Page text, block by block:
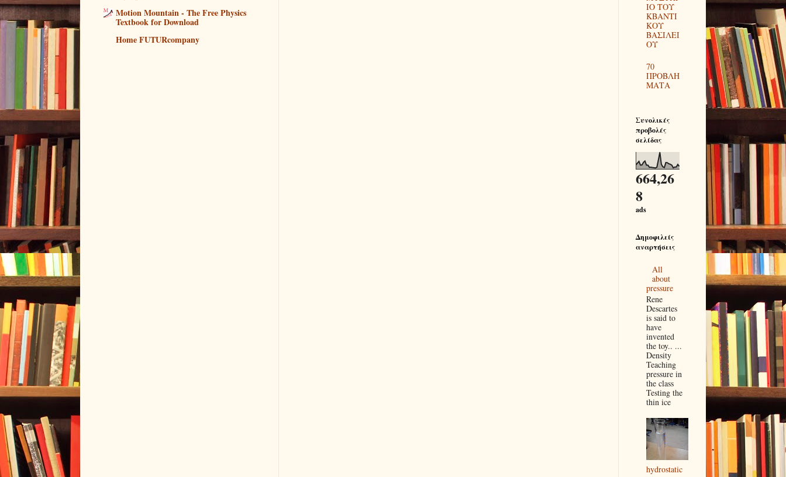
Motion Mountain - The Free Physics
Textbook for Download
Home FUTURcompany
ΙΟ ΤΟΥ
ΚΒΑΝΤΙ
ΚΟΥ
ΒΑΣΙΛΕΙ
ΟΥ
70
ΠΡΟΒΛΗ
ΜΑΤΑ
Συνολικές
προβολές
σελίδας
664,26
8
ads
Δημοφιλείς
αναρτήσεις
All
about
pressure
Rene
Descartes
is said to
have
invented
the toy.. ...
Density
Teaching
pressure in
the class
Testing the
thin ice
hydrostatic